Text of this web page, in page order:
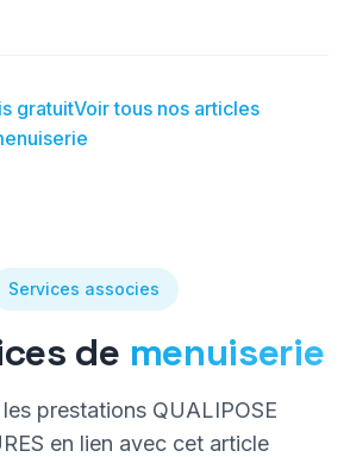
gratuitVoir tous nos articles
Services associes
de menuiserie
prestations QUALIPOSE
en lien avec cet article